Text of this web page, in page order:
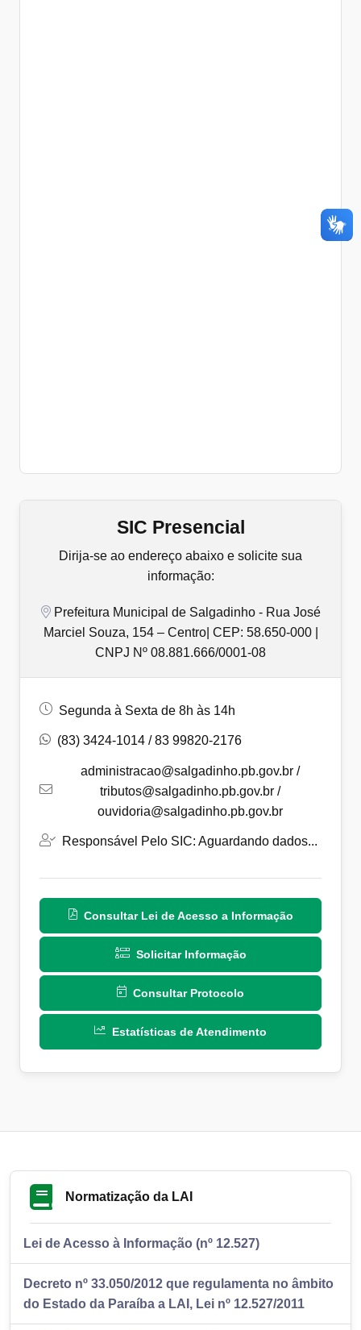
SIC Presencial
Dirija-se ao endereço abaixo e solicite sua
informação:
Prefeitura Municipal de Salgadinho - Rua José
Marciel Souza, 154 – Centro| CEP: 58.650-000 |
CNPJ Nº 08.881.666/0001-08
Segunda à Sexta de 8h às 14h
(83) 3424-1014 / 83 99820-2176
administracao@salgadinho.pb.gov.br /
tributos@salgadinho.pb.gov.br /
ouvidoria@salgadinho.pb.gov.br
Responsável Pelo SIC: Aguardando dados...
Consultar Lei de Acesso a Informação
Solicitar Informação
Consultar Protocolo
Estatísticas de Atendimento
Normatização da LAI
Lei de Acesso à Informação (nº 12.527)
Decreto nº 33.050/2012 que regulamenta no âmbito
do Estado da Paraíba a LAI, Lei nº 12.527/2011